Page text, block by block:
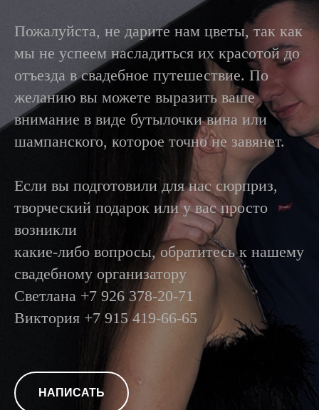
Пожалуйста, не дарите нам цветы, так как
мы не успеем насладиться их красотой до
отъезда в свадебное путешествие. По
желанию вы можете выразить ваше
внимание в виде бутылочки вина или
шампанского, которое точно не завянет.
Если вы подготовили для нас сюрприз,
творческий подарок или у вас просто
возникли
какие-либо вопросы, обратитесь к нашему
свадебному организатору
Светлана +7 926 378-20-71
Виктория +7 915 419-66-65
НАПИСАТЬ